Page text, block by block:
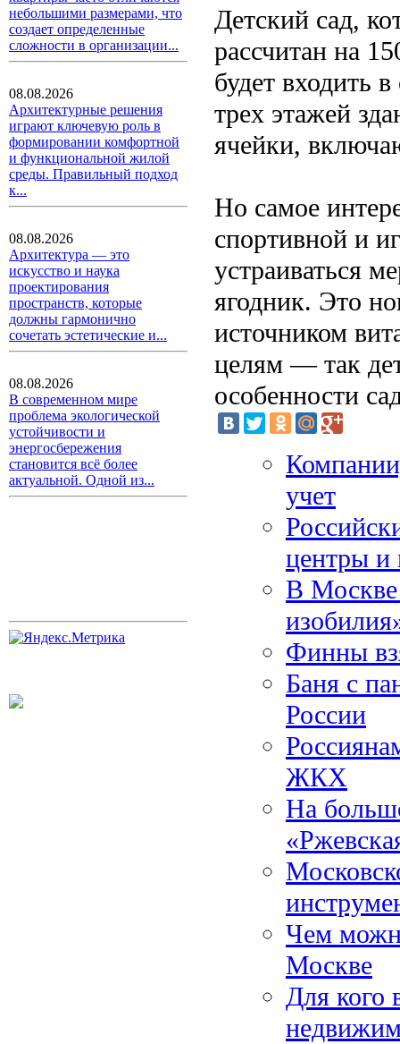
небольшими размерами, что
создает определенные
сложности в организации...
08.08.2026
Архитектурные решения
играют ключевую роль в
формировании комфортной
и функциональной жилой
среды. Правильный подход
к...
08.08.2026
Архитектура — это
искусство и наука
проектирования
пространств, которые
должны гармонично
сочетать эстетические и...
08.08.2026
В современном мире
проблема экологической
устойчивости и
энергосбережения
становится всё более
актуальной. Одной из...
Детский сад,
рассчитан на
будет входить
трех этажей
ячейки,
Но самое
спортивной и
устраиваться
ягодник. Это
источником
целям — так
особенности
учет
центры и
В Москве
Финны
Баня с
России
ЖКХ
На
Чем
Москве
Для кого